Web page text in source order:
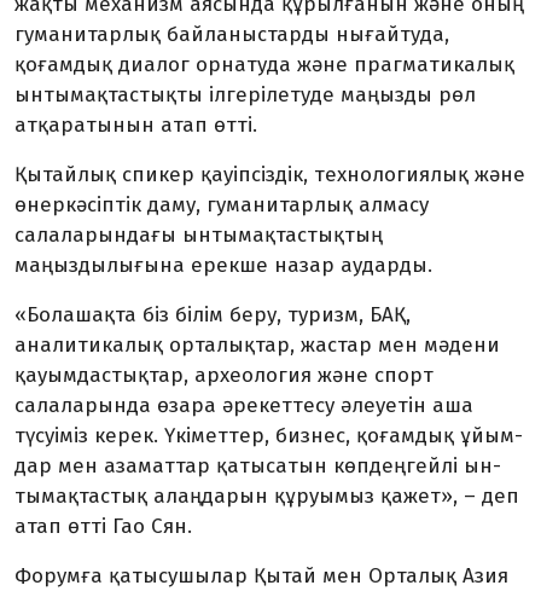
гуманитарлық байланыстарды нығайтуда,
қоғамдық диалог орнатуда және прагматикалық
ынтымақтастықты ілгерілетуде маңызды рөл
атқаратынын атап өтті.
Қытайлық спикер қауіпсіз­дік, технологиялық және
өнеркәсіптік даму, гуманитарлық ал­масу
салаларындағы ынтымақтастықтың
маңыздылығына ерекше назар аударды.
«Болашақта біз білім беру, туризм, БАҚ,
аналитикалық орталықтар, жастар мен мәдени
қауымдастықтар, археология және спорт
салаларында өзара әрекеттесу әлеуетін аша
түсуіміз керек. Үкіметтер, бизнес, қоғамдық ұйым­
дар мен азамат­тар қа­тысатын көпдеңгейлі ын­
тымақтастық алаңдарын құ­руы­мыз қажет», – деп
атап өтті Гао Сян.
Форумға қатысушылар Қытай мен Орталық Азия